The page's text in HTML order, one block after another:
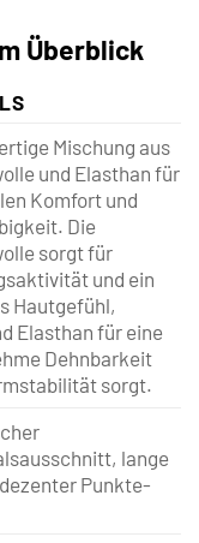
Überblick
Mischung aus
und Elasthan für
Komfort und
Die
sorgt für
und ein
Hautgefühl,
Elasthan für eine
Dehnbarkeit
sorgt.
lange
Punkte-